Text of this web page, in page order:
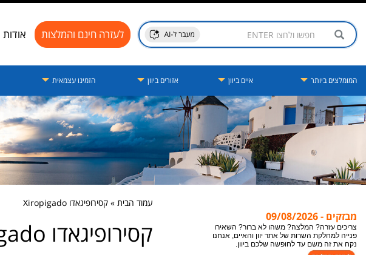
לעזרה חינם והמלצות אודות
המומלצים ביותר איים ביוון אזורים ביוון הזמינו עצמאית
עמוד הבית » קסירופיגאדו Xiropigado
מבזקים - 09/08/2026
צריכים עזרה? המלצה? משהו לא ברור? השאירו
פנייה למחלקת השרות של אתר יוון והאיים, אנחנו
נקח את זה משם עד לחופשה שלכם ביוון.
קסירופיגאדו Xiropigado